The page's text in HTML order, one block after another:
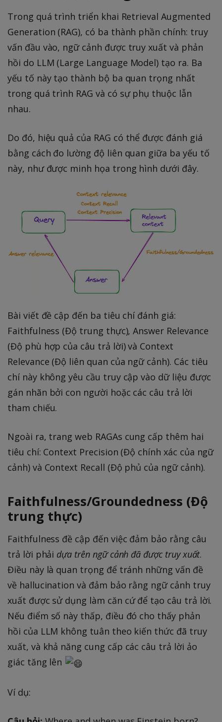
Trong quá trình triển khai Retrieval Augmented
Generation (RAG), có ba thành phần chính: truy
vấn đầu vào, ngữ cảnh được truy xuất và phản
hồi do LLM (Large Language Model) tạo ra. Ba
yếu tố này tạo thành bộ ba quan trọng nhất
trong quá trình RAG và có sự phụ thuộc lẫn
nhau.
Do đó, hiệu quả của RAG có thể được đánh giá
bằng cách đo lường độ liên quan giữa ba yếu tố
này, như được minh họa trong hình dưới đây.
Bài viết đề cập đến ba tiêu chí đánh giá:
Faithfulness (Độ trung thực), Answer Relevance
(Độ phù hợp của câu trả lời) và Context
Relevance (Độ liên quan của ngữ cảnh). Các tiêu
chí này không yêu cầu truy cập vào dữ liệu được
gán nhãn bởi con người hoặc các câu trả lời
tham chiếu.
Ngoài ra, trang web RAGAs cung cấp thêm hai
tiêu chí: Context Precision (Độ chính xác của ngữ
cảnh) và Context Recall (Độ phủ của ngữ cảnh).
Faithfulness/Groundedness (Độ
trung thực)
Faithfulness đề cập đến việc đảm bảo rằng câu
trả lời phải dựa trên ngữ cảnh đã được truy xuất.
Điều này là quan trọng để tránh những vấn đề
về hallucination và đảm bảo rằng ngữ cảnh truy
xuất được sử dụng làm căn cứ để tạo câu trả lời.
Nếu điểm số này thấp, điều đó cho thấy phản
hồi của LLM không tuân theo kiến thức đã truy
xuất, và khả năng cung cấp các câu trả lời ảo
giác tăng lên
Ví dụ: